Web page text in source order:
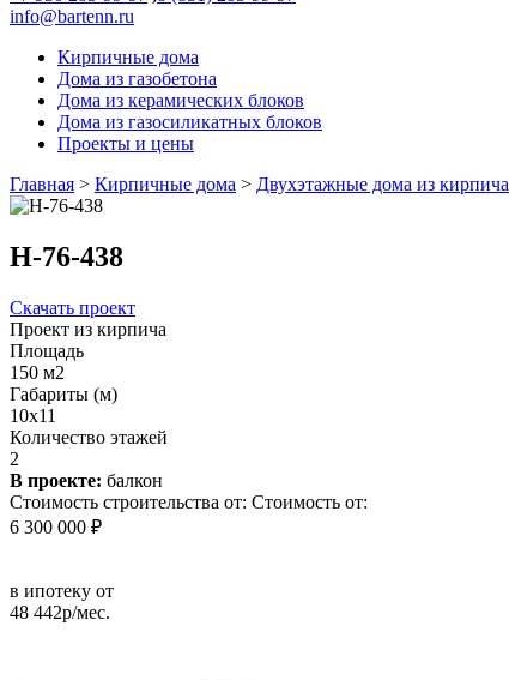
info@bartenn.ru
Кирпичные дома
Дома из газобетона
Дома из керамических блоков
Дома из газосиликатных блоков
Проекты и цены
Главная > Кирпичные дома > Двухэтажные дома из кирпича
Н-76-438
Скачать проект
Проект из кирпича
Площадь
150 м2
Габариты (м)
10х11
Количество этажей
2
В проекте: балкон
Стоимость строительства от: Стоимость от:
6 300 000 ₽
в ипотеку от
48 442р/мес.